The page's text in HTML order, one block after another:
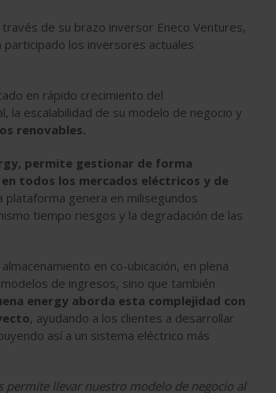
través de su brazo inversor Eneco Ventures,
los inversores actuales
en rápido crecimiento del
la escalabilidad de su modelo de negocio y
renovables.
permite gestionar de forma
todos los mercados eléctricos y de
genera en milisegundos
tiempo riesgos y la degradación de las
en co-ubicación, en plena
de ingresos, sino que también
energy aborda esta complejidad con
, ayudando a los clientes a desarrollar
así a un sistema eléctrico más
permite llevar nuestro modelo de negocio al